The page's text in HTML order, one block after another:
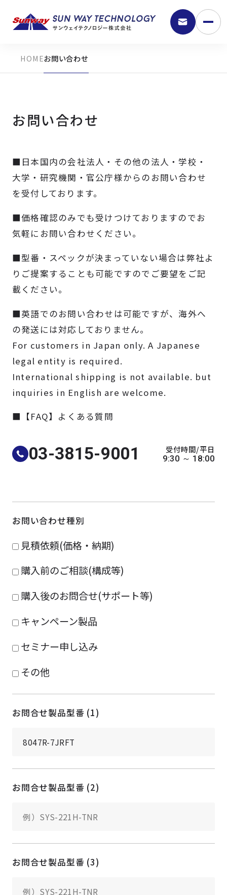
よくある質問
採用情報
製品検索
取扱メーカー
事例
サポート
会社案内
お問い合わせ
お問い合わせ
■日本国内の会社法人・その他の法人・学校・
大学・研究機関・官公庁様からのお問い合わせ
を受付しております。
■価格確認のみでも受けつけておりますのでお
気軽にお問い合わせください。
■型番・スペックが決まっていない場合は弊社よ
りご提案することも可能ですのでご要望をご記
載ください。
■英語でのお問い合わせは可能ですが、海外へ
の発送には対応しておりません。
For customers in Japan only. A Japanese
legal entity is required.
International shipping is not available. but
inquiries in English are welcome.
■【FAQ】よくある質問
03-3815-9001 受付時間/平日
9:30 ～ 18:00
お問い合わせ種別
見積依頼(価格・納期)
購入前のご相談(構成等)
購入後のお問合せ(サポート等)
キャンペーン製品
セミナー申し込み
その他
お問合せ製品型番 (1)
お問合せ製品型番 (2)
お問合せ製品型番 (3)